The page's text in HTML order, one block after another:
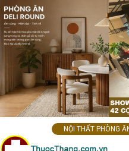
NỘI THẤT PHÒNG